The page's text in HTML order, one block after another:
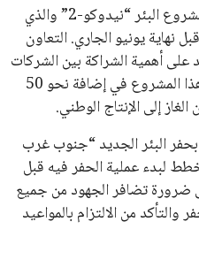
خلال المحادثات، تم التطرق إلى مشروع البئر “نيدوكو-2” والذي
نهاية يونيو الجاري. التعاون
أهمية الشراكة بين الشركات
الكبرى في هذا المجال، إذ يساهم هذا المشروع في إضافة نحو 50
البئر الجديد “جنوب غرب
لبدء عملية الحفر فيه قبل
ضرورة تضافر الجهود من جميع
والتأكد من الالتزام بالمواعيد